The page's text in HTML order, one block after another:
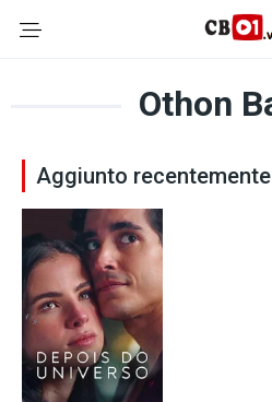
Othon
Aggiunto recentemente